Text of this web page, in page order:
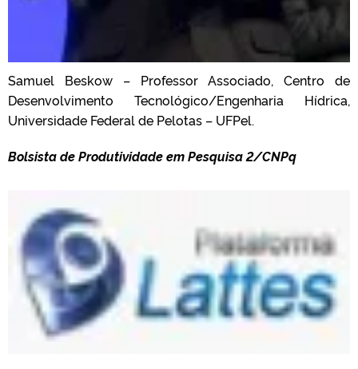
Samuel Beskow – Professor Associado, Centro de
Desenvolvimento Tecnológico/Engenharia Hídrica,
Universidade Federal de Pelotas – UFPel.
Bolsista de Produtividade em Pesquisa 2/CNPq